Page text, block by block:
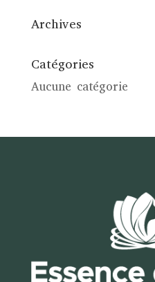
Archives
Catégories
Aucune catégorie